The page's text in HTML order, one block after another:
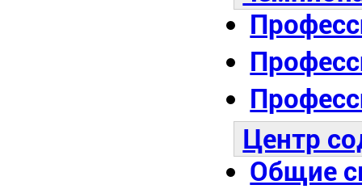
Центр
Общие